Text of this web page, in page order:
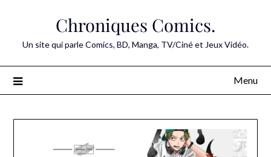
Chroniques Comics.
Un site qui parle Comics, BD, Manga, TV/Ciné et Jeux Vidéo.
Menu